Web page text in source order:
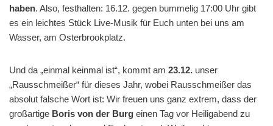
haben. Also, festhalten: 16.12. gegen bummelig 17:00 Uhr gibt
es ein leichtes Stück Live-Musik für Euch unten bei uns am
Wasser, am Osterbrookplatz.
Und da „einmal keinmal ist“, kommt am 23.12. unser
„Rausschmeißer“ für dieses Jahr, wobei Rausschmeißer das
absolut falsche Wort ist: Wir freuen uns ganz extrem, dass der
großartige Boris von der Burg einen Tag vor Heiligabend zu